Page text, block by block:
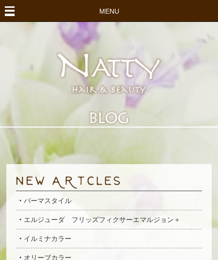
MENU
パーマスタイル
エルジューダ フリッズフィクサーエマルジョン＋
イルミナカラー
オリーブカラー